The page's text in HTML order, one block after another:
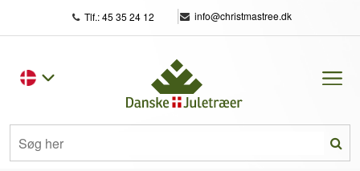
Tlf.: 45 35 24 12 | info@christmastree.dk